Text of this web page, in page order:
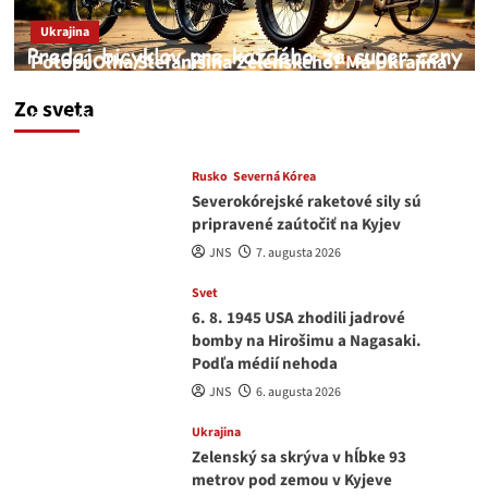
Zo sveta
Ukrajina
Potopí Oľha Stefanišina Zelenského? Má Ukrajina
JNS
Rusko Severná Kórea
Severokórejské raketové sily sú
pripravené zaútočiť na Kyjev
JNS 7. augusta 2026
Svet
6. 8. 1945 USA zhodili jadrové
bomby na Hirošimu a Nagasaki.
Podľa médií nehoda
JNS 6. augusta 2026
Ukrajina
Zelenský sa skrýva v hĺbke 93
metrov pod zemou v Kyjeve